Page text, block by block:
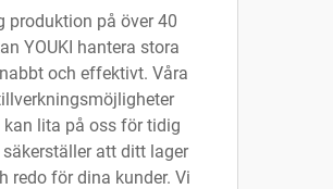
produktion på över 40
YOUKI hantera stora
och effektivt. Våra
kan lita på oss för tidig
att ditt lager
redo för dina kunder. Vi